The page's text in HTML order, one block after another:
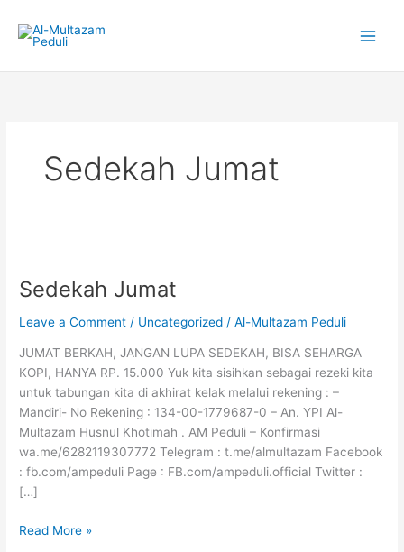
content
Sedekah Jumat
Sedekah Jumat
Leave a Comment / Uncategorized /Al-Multazam Peduli
JUMAT BERKAH, JANGAN LUPA SEDEKAH, BISA SEHARGA
KOPI, HANYA RP. 15.000 Yuk kita sisihkan sebagai rezeki kita
untuk tabungan kita di akhirat kelak melalui rekening : –
Mandiri- No Rekening : 134-00-1779687-0 – An. YPI Al-
Multazam Husnul Khotimah . AM Peduli – Konfirmasi
wa.me/6282119307772 Telegram : t.me/almultazam Facebook
: fb.com/ampeduli Page : FB.com/ampeduli.official Twitter :
[…]
Read More »